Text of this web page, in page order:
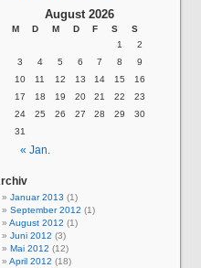
August 2026
M D M D F S S
« Jan.
1
2
3
4 5 6 7 8
9
10
11 12 13 14 15
16
17
18 19 20 21 22
23
24
25 26 27 28 29
30
31
Januar 2013 (1)
September 2012 (1)
August 2012 (1)
Juni 2012 (3)
Mai 2012 (12)
April 2012 (18)